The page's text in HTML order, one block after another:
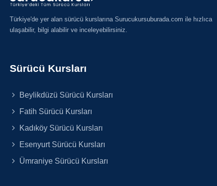
Türkiye'de yer alan sürücü kurslarına Surucukursuburada.com ile hızlıca
ulaşabilir, bilgi alabilir ve inceleyebilirsiniz.
Sürücü Kursları
Beylikdüzü Sürücü Kursları
Fatih Sürücü Kursları
Kadıköy Sürücü Kursları
Esenyurt Sürücü Kursları
Ümraniye Sürücü Kursları